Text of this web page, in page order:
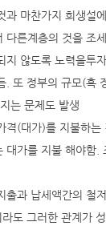
과 마찬가지 희생설
다른계층의 것을 조
지 않도록 노력을
. 또 정부의 규모(혹
는 문제도 발생
격(대가)를 지불하는
대가를 지불 해야함.
출과 납세액간의 철
도 그러한 관계가